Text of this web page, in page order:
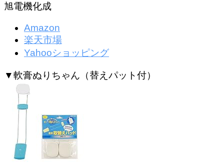
旭電機化成
Amazon
楽天市場
Yahooショッピング
▼軟膏ぬりちゃん（替えパット付）